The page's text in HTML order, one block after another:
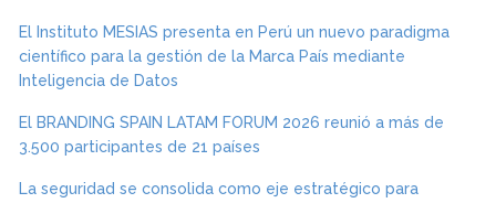
El Instituto MESIAS presenta en Perú un nuevo paradigma
científico para la gestión de la Marca País mediante
Inteligencia de Datos
El BRANDING SPAIN LATAM FORUM 2026 reunió a más de
3.500 participantes de 21 países
La seguridad se consolida como eje estratégico para